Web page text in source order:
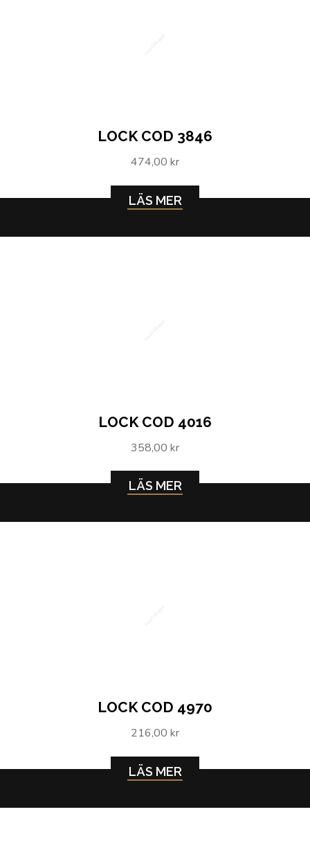
LOCK COD 3846
474,00 kr
LÄS MER
LOCK COD 4016
358,00 kr
LÄS MER
LOCK COD 4970
216,00 kr
LÄS MER